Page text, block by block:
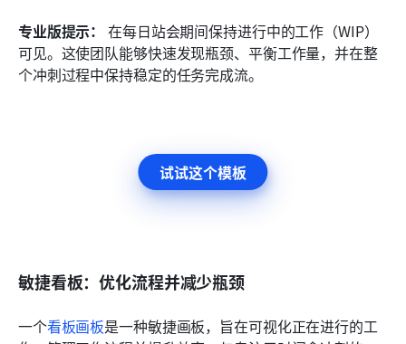
专业版提示： 在每日站会期间保持进行中的工作（WIP）
可见。这使团队能够快速发现瓶颈、平衡工作量，并在整
个冲刺过程中保持稳定的任务完成流。
试试这个模板
敏捷看板：优化流程并减少瓶颈
一个看板画板是一种敏捷画板，旨在可视化正在进行的工